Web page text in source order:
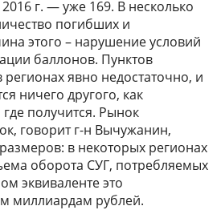
г. — уже 169. В несколько
погибших и
этого – нарушение условий
баллонов. Пунктов
явно недостаточно, и
ничего другого, как
получится. Рынок
говорит г-н Вычужанин,
в некоторых регионах
оборота СУГ, потребляемых
эквиваленте это
миллиардам рублей.